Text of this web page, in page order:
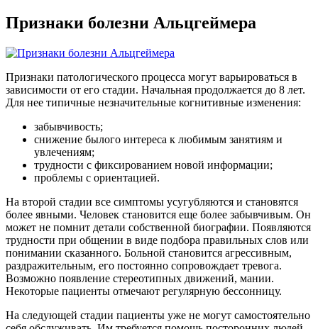
Признаки болезни Альцгеймера
Признаки патологического процесса могут варьироваться в
зависимости от его стадии. Начальная продолжается до 8 лет.
Для нее типичные незначительные когнитивные изменения:
забывчивость;
снижение былого интереса к любимым занятиям и
увлечениям;
трудности с фиксированием новой информации;
проблемы с ориентацией.
На второй стадии все симптомы усугубляются и становятся
более явными. Человек становится еще более забывчивым. Он
может не помнит детали собственной биографии. Появляются
трудности при общении в виде подбора правильных слов или
понимании сказанного. Больной становится агрессивным,
раздражительным, его постоянно сопровождает тревога.
Возможно появление стереотипных движений, мании.
Некоторые пациенты отмечают регулярную бессонницу.
На следующей стадии пациенты уже не могут самостоятельно